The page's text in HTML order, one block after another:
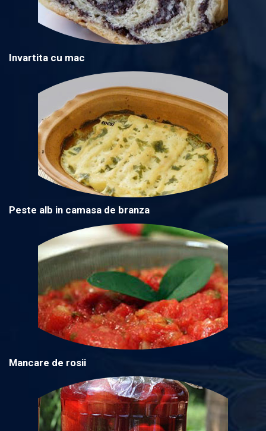
Invartita cu mac
Peste alb in camasa de branza
Mancare de rosii